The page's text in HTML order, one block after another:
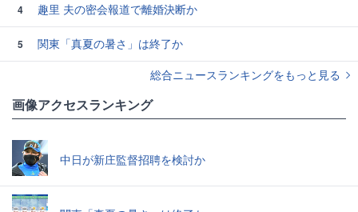
4 趣里 夫の密会報道で離婚決断か
5
関東「真夏の暑さ」は終了か
総合ニュースランキングをもっと見る
画像アクセスランキング
中日が新庄監督招聘を検討か